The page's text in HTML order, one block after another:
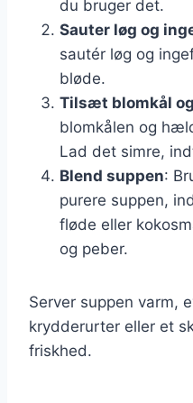
du bruger det.
Sauter løg og
sautér løg og
bløde.
Tilsæt blomkål
blomkålen og
Lad det simre,
Blend suppen:
purere suppen,
fløde eller
og peber.
Server suppen varm,
krydderurter eller et
friskhed.